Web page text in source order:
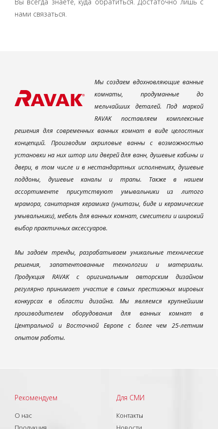
нами связаться.
Мы создаем вдохновляющие ванные
комнаты, продуманные до
мельчайших деталей. Под маркой
RAVAK поставляем комплексные
решения для современных ванных комнат в виде целостных
концепций. Производим акриловые ванны с возможностью
установки на них штор или дверей для ванн, душевые кабины и
двери, в том числе и в нестандартных исполнениях, душевые
поддоны, душевые каналы и трапы. Также в нашем
ассортименте присутствуют умывальники из литого
мрамора, санитарная керамика (унитазы, биде и керамические
умывальники), мебель для ванных комнат, смесители и широкий
выбор практичных аксессуаров.
Мы задаём тренды, разрабатываем уникальные технические
решения, запатентованные технологии и материалы.
Продукция RAVAK с оригинальным авторским дизайном
регулярно принимает участие в самых престижных мировых
конкурсах в области дизайна. Мы являемся крупнейшим
производителем оборудования для ванных комнат в
Центральной и Восточной Европе с более чем 25-летним
опытом работы.
Рекомендуем
О нас
Для СМИ
Контакты